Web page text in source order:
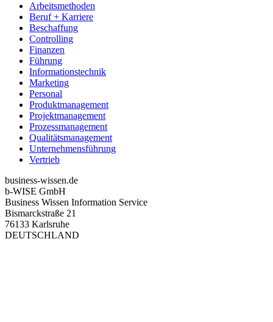
Arbeitsmethoden
Beruf + Karriere
Beschaffung
Controlling
Finanzen
Führung
Informationstechnik
Marketing
Personal
Produktmanagement
Projektmanagement
Prozessmanagement
Qualitätsmanagement
Unternehmensführung
Vertrieb
business-wissen.de
b-WISE GmbH
Business Wissen Information Service
Bismarckstraße 21
76133 Karlsruhe
DEUTSCHLAND